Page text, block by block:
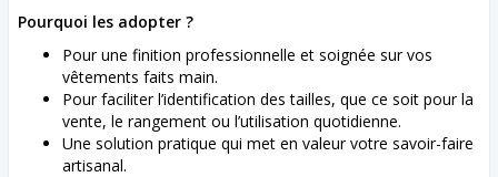
Pourquoi les adopter ?
Pour une finition professionnelle et soignée sur vos
vêtements faits main.
Pour faciliter l’identification des tailles, que ce soit pour la
vente, le rangement ou l’utilisation quotidienne.
Une solution pratique qui met en valeur votre savoir-faire
artisanal.